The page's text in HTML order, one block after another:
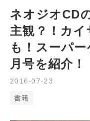
2016-07-23
ネオジオCD
主観？！カ
も！スーパ
月号を紹介！
書籍